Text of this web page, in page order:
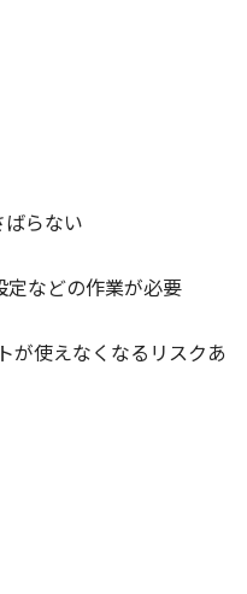
ばらない
定などの作業が必要
が使えなくなるリスクあ